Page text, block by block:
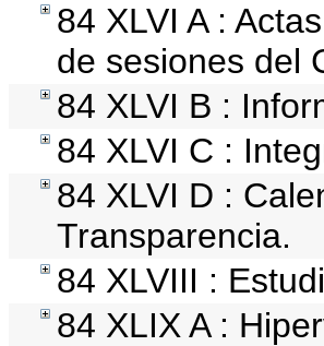
84 XLVI A :
de sesiones del
84 XLVI B :
84 XLVI C :
84 XLVI D :
Transparencia.
84 XLVIII :
84 XLIX A :